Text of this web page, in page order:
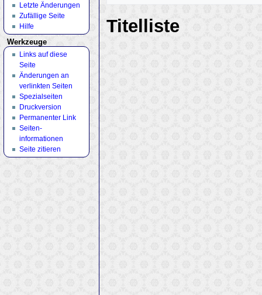
Titelliste
Letzte Änderungen
Zufällige Seite
Hilfe
Werkzeuge
Links auf diese
Seite
Änderungen an
verlinkten Seiten
Spezialseiten
Druckversion
Permanenter Link
Seiten­
informationen
Seite zitieren